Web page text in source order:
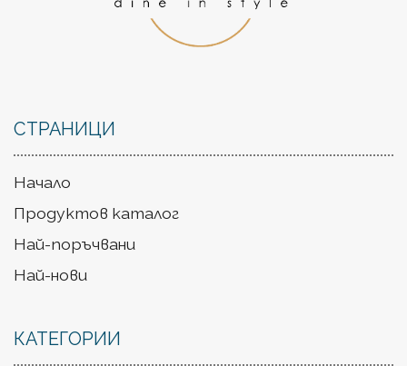
СТРАНИЦИ
Начало
Продуктов каталог
Най-поръчвани
Най-нови
КАТЕГОРИИ